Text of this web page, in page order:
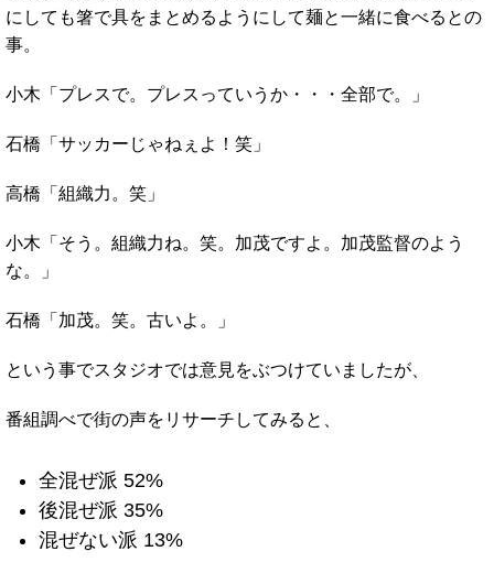
にしても箸で具をまとめるようにして麺と一緒に食べるとの
事。
小木「プレスで。プレスっていうか・・・全部で。」
石橋「サッカーじゃねぇよ！笑」
高橋「組織力。笑」
小木「そう。組織力ね。笑。加茂ですよ。加茂監督のよう
な。」
石橋「加茂。笑。古いよ。」
という事でスタジオでは意見をぶつけていましたが、
番組調べで街の声をリサーチしてみると、
全混ぜ派 52%
後混ぜ派 35%
混ぜない派 13%